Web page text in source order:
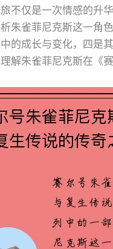
不仅是一次情感的升
朱雀菲尼克斯这一角
的成长与变化，四是
解朱雀菲尼克斯在《